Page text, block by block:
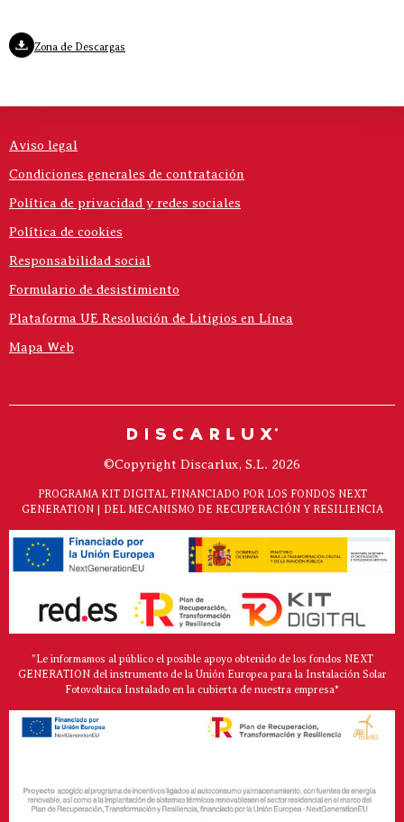
Zona de Descargas
Aviso legal
Condiciones generales de contratación
Política de privacidad y redes sociales
Política de cookies
Responsabilidad social
Formulario de desistimiento
Plataforma UE Resolución de Litigios en Línea
Mapa Web
©Copyright Discarlux, S.L. 2026
PROGRAMA KIT DIGITAL FINANCIADO POR LOS FONDOS NEXT
GENERATION | DEL MECANISMO DE RECUPERACIÓN Y RESILIENCIA
"Le informamos al público el posible apoyo obtenido de los fondos NEXT
GENERATION del instrumento de la Unión Europea para la Instalación Solar
Fotovoltaica Instalado en la cubierta de nuestra empresa*